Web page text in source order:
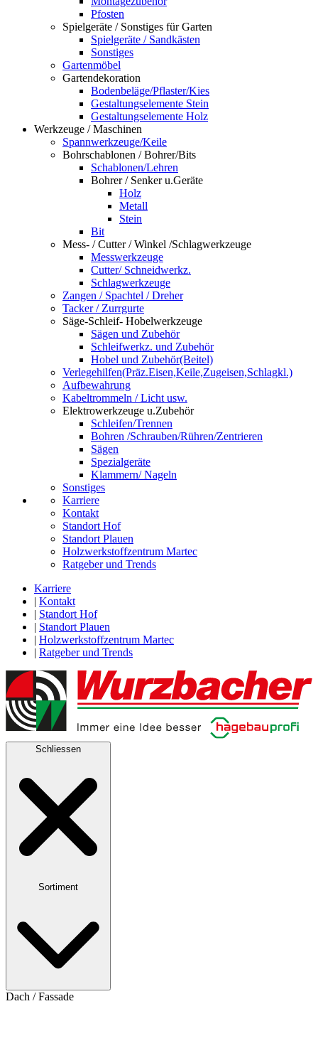
Pfosten
Spielgeräte / Sonstiges für Garten
Spielgeräte / Sandkästen
Sonstiges
Gartenmöbel
Gartendekoration
Bodenbeläge/Pflaster/Kies
Gestaltungselemente Stein
Gestaltungselemente Holz
Werkzeuge / Maschinen
Spannwerkzeuge/Keile
Bohrschablonen / Bohrer/Bits
Schablonen/Lehren
Bohrer / Senker u.Geräte
Holz
Metall
Stein
Bit
Mess- / Cutter / Winkel /Schlagwerkzeuge
Messwerkzeuge
Cutter/ Schneidwerkz.
Schlagwerkzeuge
Zangen / Spachtel / Dreher
Tacker / Zurrgurte
Säge-Schleif- Hobelwerkzeuge
Sägen und Zubehör
Schleifwerkz. und Zubehör
Hobel und Zubehör(Beitel)
Verlegehilfen(Präz.Eisen,Keile,Zugeisen,Schlagkl.)
Aufbewahrung
Kabeltrommeln / Licht usw.
Elektrowerkzeuge u.Zubehör
Schleifen/Trennen
Bohren /Schrauben/Rühren/Zentrieren
Sägen
Spezialgeräte
Klammern/ Nageln
Sonstiges
Karriere
Kontakt
Standort Hof
Standort Plauen
Holzwerkstoffzentrum Martec
Ratgeber und Trends
Karriere
| Kontakt
| Standort Hof
| Standort Plauen
| Holzwerkstoffzentrum Martec
| Ratgeber und Trends
Schliessen
Sortiment
Dach / Fassade